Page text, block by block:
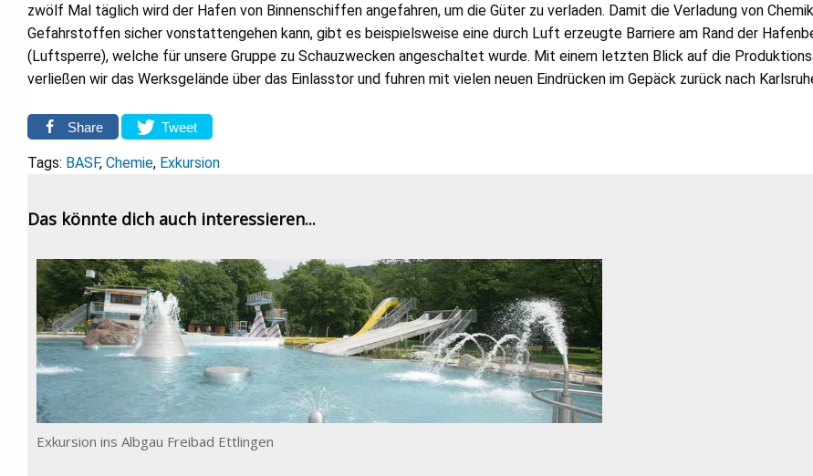
zwölf Mal täglich wird der Hafen von Binnenschiffen angefahren, um die Güter zu verladen. Damit die Verladung von
Gefahrstoffen sicher vonstattengehen kann, gibt es beispielsweise eine durch Luft erzeugte Barriere am Rand der
(Luftsperre), welche für unsere Gruppe zu Schauzwecken angeschaltet wurde. Mit einem letzten Blick auf die
verließen wir das Werksgelände über das Einlasstor und fuhren mit vielen neuen Eindrücken im Gepäck zurück nach
Share Tweet
Tags: BASF, Chemie, Exkursion
Das könnte dich auch interessieren...
Exkursion ins Albgau Freibad Ettlingen